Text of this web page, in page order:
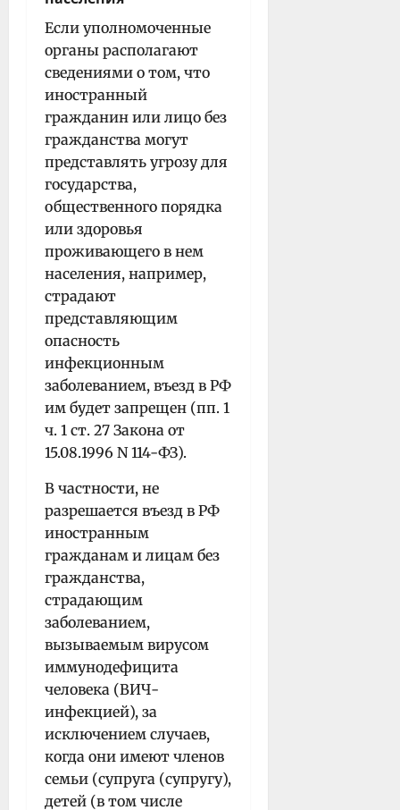
Если уполномоченные
органы располагают
сведениями о том, что
иностранный
гражданин или лицо без
гражданства могут
представлять угрозу для
государства,
общественного порядка
или здоровья
проживающего в нем
населения, например,
страдают
представляющим
опасность
инфекционным
заболеванием, въезд в РФ
им будет запрещен (пп. 1
ч. 1 ст. 27 Закона от
15.08.1996 N 114-ФЗ).
В частности, не
разрешается въезд в РФ
иностранным
гражданам и лицам без
гражданства,
страдающим
заболеванием,
вызываемым вирусом
иммунодефицита
человека (ВИЧ-
инфекцией), за
исключением случаев,
когда они имеют членов
семьи (супруга (супругу),
детей (в том числе